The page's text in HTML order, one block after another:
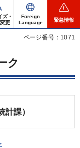
ズ・
更
Foreign
Language
緊急情報
ページ番号：1071
ク
計課）